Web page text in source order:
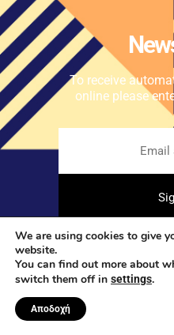
To receive
online please
Don't Worry.
We are using cookies to give
website.
You can find out more about
switch them off in settings.
Αποδοχή